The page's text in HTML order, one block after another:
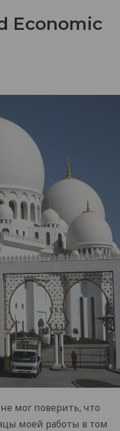
Economic
мог поверить, что
моей работы в том